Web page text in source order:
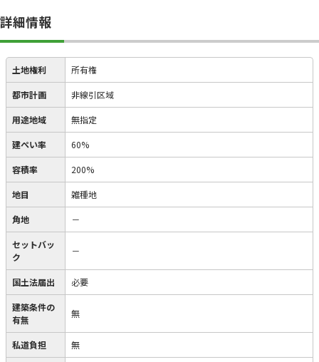
詳細情報
土地権利 所有権
都市計画 非線引区域
用途地域 無指定
建ぺい率 60%
容積率 200%
地目 雑種地
角地 －
セットバッ
ク
－
国土法届出 必要
建築条件の
有無
無
私道負担 無